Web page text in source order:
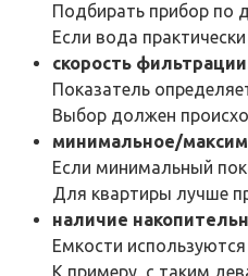
Подбирать прибор по
Если вода
скорость
Показатель
Выбор должен
минимальное/
Если минимальный
Для квартиры лучше
наличие
Емкости
К примеру, с таким